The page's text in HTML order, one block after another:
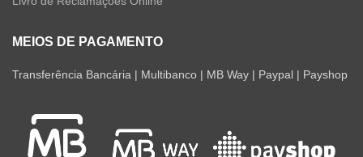
MEIOS DE PAGAMENTO
Transferência Bancária | Multibanco | MB Way | Paypal | Payshop